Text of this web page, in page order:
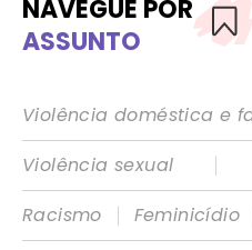
NAVEGUE POR
ASSUNTO
Violência doméstica e
Violência sexual
|
Racismo
| Feminicídio